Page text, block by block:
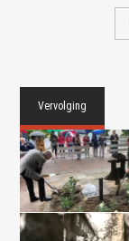
Vervolging